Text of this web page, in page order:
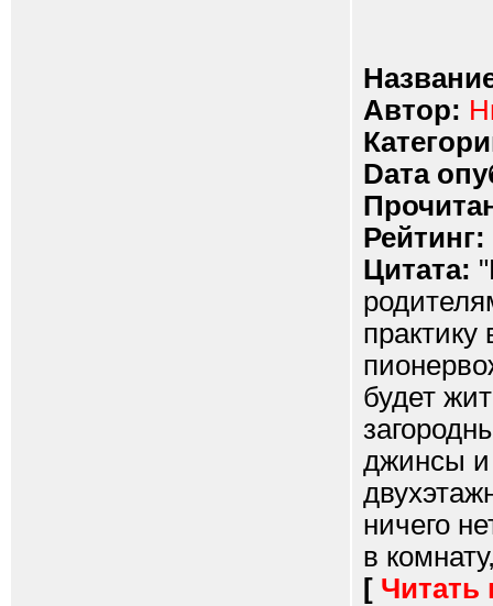
Автор:
Dата
Рейтинг:
Цитата:
будет
джинсы
ничего
в
[ Читать